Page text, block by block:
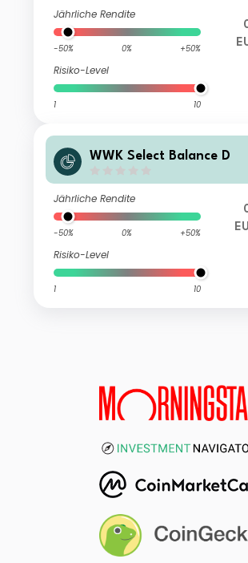
Jährliche Rendite
-50% 0% +50%
Risiko-Level
1 10
WWK Select Balance D
Jährliche Rendite
-50% 0% +50%
Risiko-Level
1 10